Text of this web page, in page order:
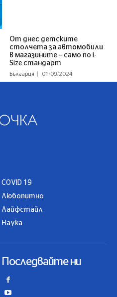
От днес детските
столчета за автомобили
в магазините – само по i-
Size стандарт
България 01/09/2024
COVID 19
Любопитно
Лайфстайл
Наука
Последвайте ни